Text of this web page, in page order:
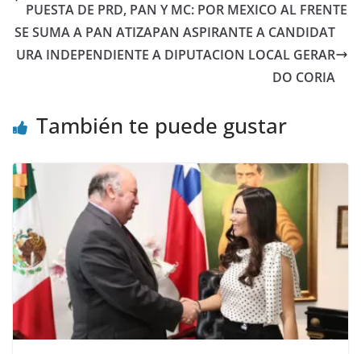
PUESTA DE PRD, PAN Y MC: POR MEXICO AL FRENTE
SE SUMA A PAN ATIZAPAN ASPIRANTE A CANDIDAT
URA INDEPENDIENTE A DIPUTACION LOCAL GERAR
DO CORIA
También te puede gustar